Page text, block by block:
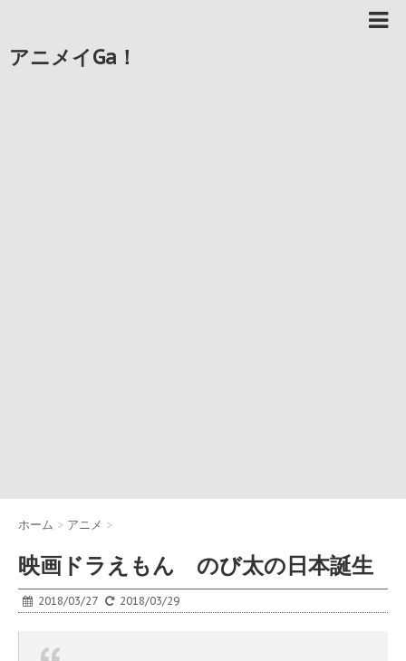
アニメイGa！
ホーム > アニメ >
映画ドラえもん のび太の日本誕生
2018/03/27 2018/03/29